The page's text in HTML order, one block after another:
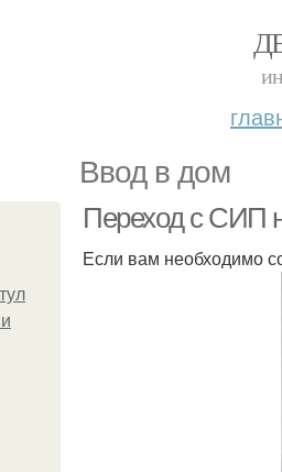
Ввод в дом
Переход с СИП
Если вам необходимо